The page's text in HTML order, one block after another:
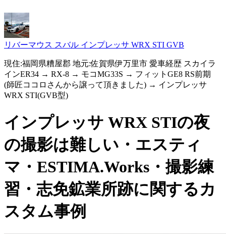
リバーマウス スバル インプレッサ WRX STI GVB
現住:福岡県糟屋郡 地元:佐賀県伊万里市 愛車経歴 スカイラ
インER34 → RX-8 → モコMG33S → フィットGE8 RS前期
(師匠ココロさんから譲って頂きました) → インプレッサ
WRX STI(GVB型)
インプレッサ WRX STIの夜
の撮影は難しい・エスティ
マ・ESTIMA.Works・撮影練
習・志免鉱業所跡に関するカ
スタム事例